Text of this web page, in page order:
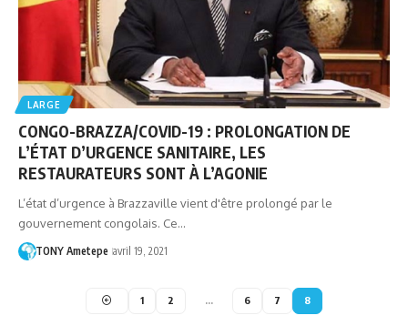
LARGE
CONGO-BRAZZA/COVID-19 : PROLONGATION DE
L’ÉTAT D’URGENCE SANITAIRE, LES
RESTAURATEURS SONT À L’AGONIE
L’état d’urgence à Brazzaville vient d'être prolongé par le
gouvernement congolais. Ce…
TONY Ametepe avril 19, 2021
1 2 … 6 7 8